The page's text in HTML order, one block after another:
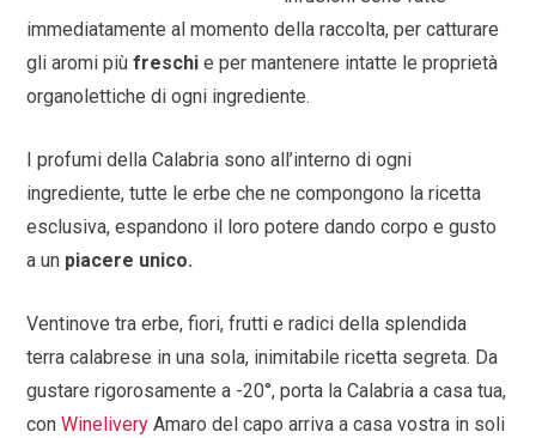
immediatamente al momento della raccolta, per catturare
gli aromi piùfreschi e per mantenere intatte le proprietà
organolettiche di ogni ingrediente.
I profumi della Calabria sono all’interno di ogni
ingrediente, tutte le erbe che ne compongono la ricetta
esclusiva, espandono il loro potere dando corpo e gusto
a un piacere unico.
Ventinove tra erbe, fiori, frutti e radici della splendida
terra calabrese in una sola, inimitabile ricetta segreta. Da
gustare rigorosamente a -20°, porta la Calabria a casa tua,
conWinelivery Amaro del capo arriva a casa vostra in soli